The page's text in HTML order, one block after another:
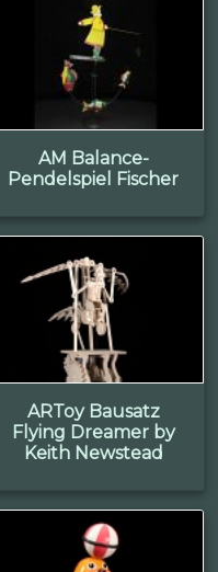
AM Balance-
Pendelspiel Fischer
ARToy Bausatz
Flying Dreamer by
Keith Newstead